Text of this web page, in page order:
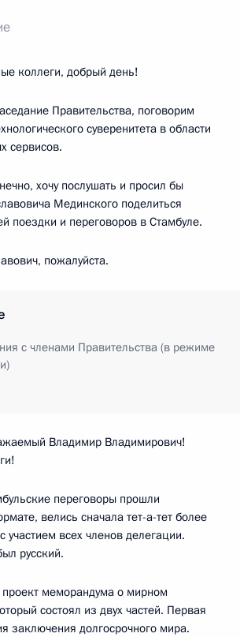
коллеги, добрый день!
Правительства, поговорим
суверенитета в области
сервисов.
хочу послушать и просил бы
Мединского поделиться
поездки и переговоров в Стамбуле.
пожалуйста.
с членами Правительства (в режиме
Владимир Владимирович!
переговоры прошли
велись сначала тет-а-тет более
участием всех членов делегации.
русский.
меморандума о мирном
состоял из двух частей. Первая
заключения долгосрочного мира.